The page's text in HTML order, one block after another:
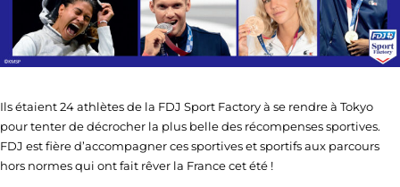
Ils étaient 24 athlètes de la FDJ Sport Factory à se rendre à Tokyo
pour tenter de décrocher la plus belle des récompenses sportives.
FDJ est fière d’accompagner ces sportives et sportifs aux parcours
hors normes qui ont fait rêver la France cet été !